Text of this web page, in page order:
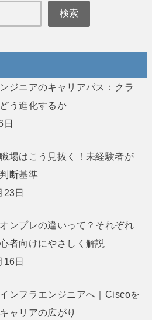
検索
ジニアのキャリアパス：クラ
う進化するか
日
場はこう見抜く！未経験者が
断基準
23日
ンプレの違いって？それぞれ
者向けにやさしく解説
日
ンフラエンジニアへ｜Ciscoを
ャリアの広がり